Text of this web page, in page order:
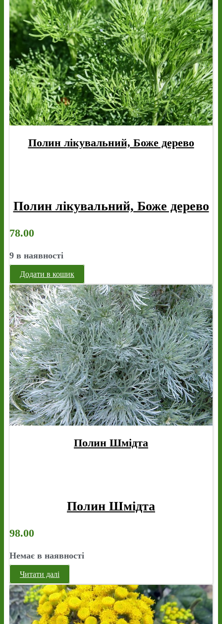
Полин лікувальний, Боже дерево
Полин лікувальний, Боже дерево
78.00
9 в наявності
Додати в кошик
Полин Шмідта
Полин Шмідта
98.00
Немає в наявності
Читати далі